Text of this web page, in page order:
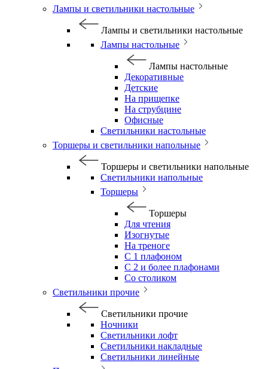
Лампы и светильники настольные
Лампы и светильники настольные
Лампы настольные
Лампы настольные
Декоративные
Детские
На прищепке
На струбцине
Офисные
Светильники настольные
Торшеры и светильники напольные
Торшеры и светильники напольные
Светильники напольные
Торшеры
Торшеры
Для чтения
Изогнутые
На треноге
С 1 плафоном
С 2 и более плафонами
Со столиком
Светильники прочие
Светильники прочие
Ночники
Светильники лофт
Светильники накладные
Светильники линейные